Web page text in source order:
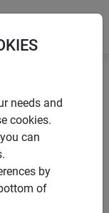
needs and
cookies.
can
by
of